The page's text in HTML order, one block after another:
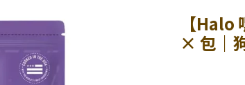
【
× 包｜